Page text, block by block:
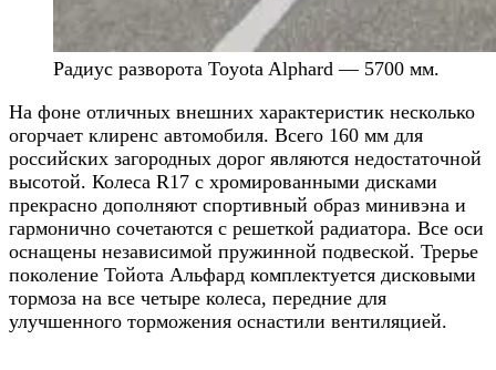
Радиус разворота Toyota Alphard — 5700 мм.
На фоне отличных внешних характеристик несколько
огорчает клиренс автомобиля. Всего 160 мм для
российских загородных дорог являются недостаточной
высотой. Колеса R17 с хромированными дисками
прекрасно дополняют спортивный образ минивэна и
гармонично сочетаются с решеткой радиатора. Все оси
оснащены независимой пружинной подвеской. Трерье
поколение Тойота Альфард комплектуется дисковыми
тормоза на все четыре колеса, передние для
улучшенного торможения оснастили вентиляцией.